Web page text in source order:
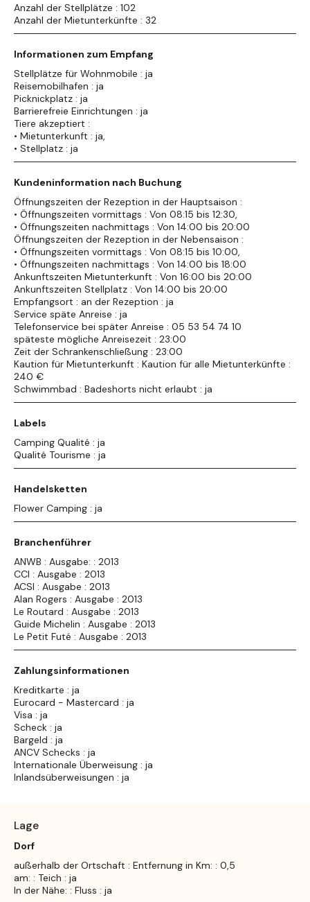
Anzahl der Stellplätze : 102
Anzahl der Mietunterkünfte : 32
Informationen zum Empfang
Stellplätze für Wohnmobile : ja
Reisemobilhafen : ja
Picknickplatz : ja
Barrierefreie Einrichtungen : ja
Tiere akzeptiert :
• Mietunterkunft : ja,
• Stellplatz : ja
Kundeninformation nach Buchung
Öffnungszeiten der Rezeption in der Hauptsaison :
• Öffnungszeiten vormittags : Von 08:15 bis 12:30,
• Öffnungszeiten nachmittags : Von 14:00 bis 20:00
Öffnungszeiten der Rezeption in der Nebensaison :
• Öffnungszeiten vormittags : Von 08:15 bis 10:00,
• Öffnungszeiten nachmittags : Von 14:00 bis 18:00
Ankunftszeiten Mietunterkunft : Von 16:00 bis 20:00
Ankunftszeiten Stellplatz : Von 14:00 bis 20:00
Empfangsort : an der Rezeption : ja
Service späte Anreise : ja
Telefonservice bei später Anreise : 05 53 54 74 10
späteste mögliche Anreisezeit : 23:00
Zeit der Schrankenschließung : 23:00
Kaution für Mietunterkunft : Kaution für alle Mietunterkünfte :
240 €
Schwimmbad : Badeshorts nicht erlaubt : ja
Labels
Camping Qualité : ja
Qualité Tourisme : ja
Handelsketten
Flower Camping : ja
Branchenführer
ANWB : Ausgabe: : 2013
CCI : Ausgabe : 2013
ACSI : Ausgabe : 2013
Alan Rogers : Ausgabe : 2013
Le Routard : Ausgabe : 2013
Guide Michelin : Ausgabe : 2013
Le Petit Futé : Ausgabe : 2013
Zahlungsinformationen
Kreditkarte : ja
Eurocard - Mastercard : ja
Visa : ja
Scheck : ja
Bargeld : ja
ANCV Schecks : ja
Internationale Überweisung : ja
Inlandsüberweisungen : ja
Lage
Dorf
außerhalb der Ortschaft : Entfernung in Km: : 0,5
am: : Teich : ja
In der Nähe: : Fluss : ja